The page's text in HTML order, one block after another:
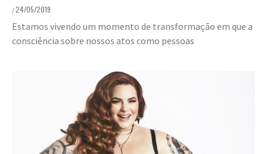
/24/05/2019
Estamos vivendo um momento de transformação em que a
consciência sobre nossos atos como pessoas